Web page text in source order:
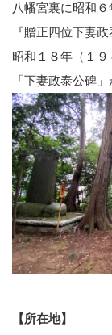
八幡宮裏に昭和
『贈正四位下妻
昭和１８年（１
「下妻政泰公碑
【所在地】